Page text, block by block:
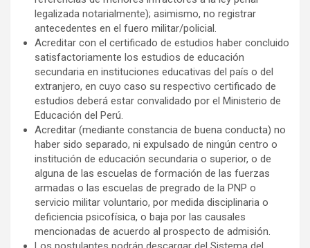
legalizada notarialmente); asimismo, no registrar
antecedentes en el fuero militar/policial.
Acreditar con el certificado de estudios haber concluido
satisfactoriamente los estudios de educación
secundaria en instituciones educativas del país o del
extranjero, en cuyo caso su respectivo certificado de
estudios deberá estar convalidado por el Ministerio de
Educación del Perú.
Acreditar (mediante constancia de buena conducta) no
haber sido separado, ni expulsado de ningún centro o
institución de educación secundaria o superior, o de
alguna de las escuelas de formación de las fuerzas
armadas o las escuelas de pregrado de la PNP o
servicio militar voluntario, por medida disciplinaria o
deficiencia psicofísica, o baja por las causales
mencionadas de acuerdo al prospecto de admisión.